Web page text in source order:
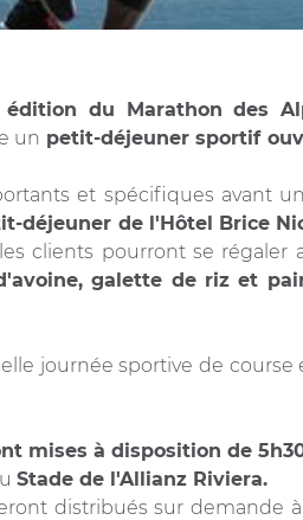
édition du Marathon des
un petit-déjeuner sportif
et spécifiques avant
déjeuner de l'Hôtel Brice
clients pourront se régaler
galette de riz et
journée sportive de
mises à disposition de
Stade de l'Allianz Riviera.
distribués sur demande